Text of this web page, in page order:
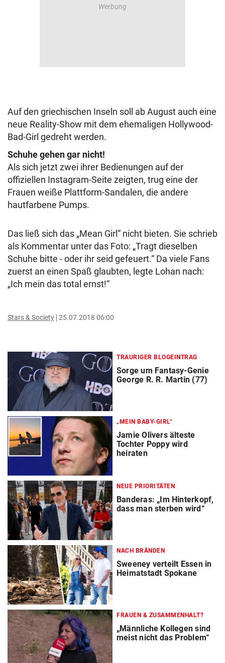
Auf den griechischen Inseln soll ab August auch eine
neue Reality-Show mit dem ehemaligen Hollywood-
Bad-Girl gedreht werden.
Schuhe gehen gar nicht!
Als sich jetzt zwei ihrer Bedienungen auf der
offiziellen Instagram-Seite zeigten, trug eine der
Frauen weiße Plattform-Sandalen, die andere
hautfarbene Pumps.
Das ließ sich das „Mean Girl“ nicht bieten. Sie schrieb
als Kommentar unter das Foto: „Tragt dieselben
Schuhe bitte - oder ihr seid gefeuert.“ Da viele Fans
zuerst an einen Spaß glaubten, legte Lohan nach:
„Ich mein das total ernst!“
Stars & Society 25.07.2018 06:00
TRAURIGER BLOGEINTRAG
Sorge um Fantasy-Genie
George R. R. Martin (77)
„MEIN BABY-GIRL“
Jamie Olivers älteste
Tochter Poppy wird
heiraten
NEUE PRIORITÄTEN
Banderas: „Im Hinterkopf,
dass man sterben wird“
NACH BRÄNDEN
Sweeney verteilt Essen in
Heimatstadt Spokane
FRAUEN & ZUSAMMENHALT?
„Männliche Kollegen sind
meist nicht das Problem“